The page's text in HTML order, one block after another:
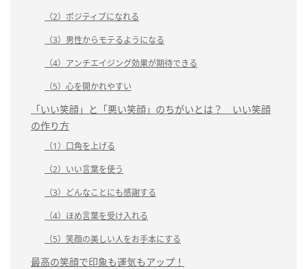
（2）ポジティブになれる
（3）男性からモテるようになる
（4）アンチエイジング効果が期待できる
（5）心を開かれやすい
「いい笑顔」と「悪い笑顔」のちがいとは？ いい笑顔
の作り方
（1）口角を上げる
（2）いい言葉を使う
（3）どんなことにも感謝する
（4）ほめ言葉を受け入れる
（5）笑顔の美しい人をお手本にする
最高の笑顔で印象も運気もアップ！